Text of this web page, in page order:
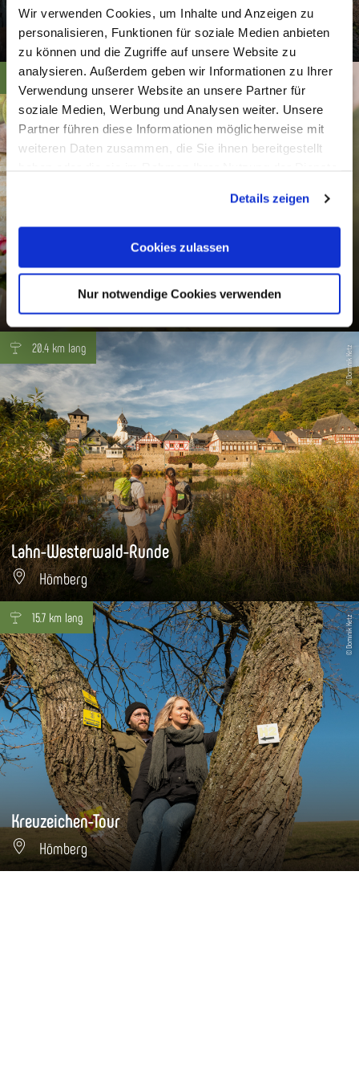
Wir verwenden Cookies, um Inhalte und Anzeigen zu
personalisieren, Funktionen für soziale Medien anbieten
zu können und die Zugriffe auf unsere Website zu
analysieren. Außerdem geben wir Informationen zu Ihrer
Verwendung unserer Website an unsere Partner für
soziale Medien, Werbung und Analysen weiter. Unsere
Partner führen diese Informationen möglicherweise mit
weiteren Daten zusammen, die Sie ihnen bereitgestellt
Cookies, wenn Sie unsere Webseite weiterhin nutzen.
Details zeigen
Cookies zulassen
Nur notwendige Cookies verwenden
Rasthütte Herrenlay
Hömberg
Lahntal Tourismus Verbandes e. V. - Dominik Ketz
öffnet um 17:00 Uhr
Hotel Taunusblick
Hömberg
© Dominik Ketz
20.4 km lang
Lahn-Westerwald-Runde
Hömberg
© Dominik Ketz
15.7 km lang
Kreuzeichen-Tour
Hömberg